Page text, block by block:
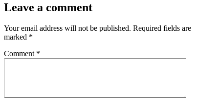
Leave a comment
Your email address will not be published. Required fields are
marked *
Comment *